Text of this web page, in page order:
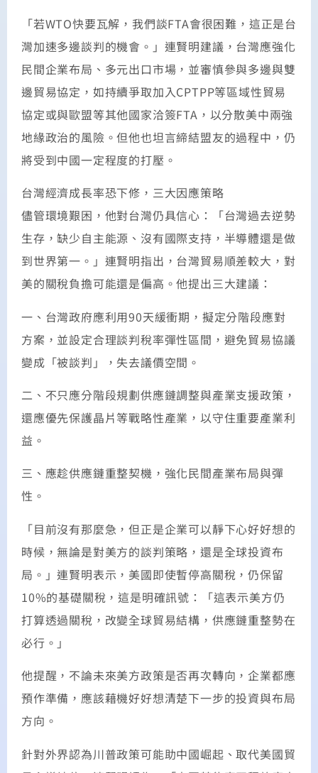
「若WTO快要瓦解，我們談FTA會很困難，這正是台
灣加速多邊談判的機會。」連賢明建議，台灣應強化
民間企業布局、多元出口市場，並審慎參與多邊與雙
邊貿易協定，如持續爭取加入CPTPP等區域性貿易
協定或與歐盟等其他國家洽簽FTA，以分散美中兩強
地緣政治的風險。但他也坦言締結盟友的過程中，仍
將受到中國一定程度的打壓。
台灣經濟成長率恐下修，三大因應策略
儘管環境艱困，他對台灣仍具信心：「台灣過去逆勢
生存，缺少自主能源、沒有國際支持，半導體還是做
到世界第一。」連賢明指出，台灣貿易順差較大，對
美的關稅負擔可能還是偏高。他提出三大建議：
一、台灣政府應利用90天緩衝期，擬定分階段應對
方案，並設定合理談判稅率彈性區間，避免貿易協議
變成「被談判」，失去議價空間。
二、不只應分階段規劃供應鏈調整與產業支援政策，
還應優先保護晶片等戰略性產業，以守住重要產業利
益。
三、應趁供應鏈重整契機，強化民間產業布局與彈
性。
「目前沒有那麼急，但正是企業可以靜下心好好想的
時候，無論是對美方的談判策略，還是全球投資布
局。」連賢明表示，美國即使暫停高關稅，仍保留
10%的基礎關稅，這是明確訊號：「這表示美方仍
打算透過關稅，改變全球貿易結構，供應鏈重整勢在
必行。」
他提醒，不論未來美方政策是否再次轉向，企業都應
預作準備，應該藉機好好想清楚下一步的投資與布局
方向。
針對外界認為川普政策可能助中國崛起、取代美國貿